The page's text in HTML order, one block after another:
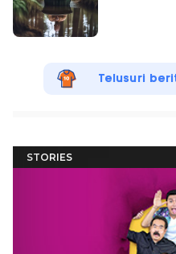
Telusuri